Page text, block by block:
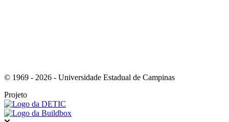
© 1969 - 2026 - Universidade Estadual de Campinas
Projeto